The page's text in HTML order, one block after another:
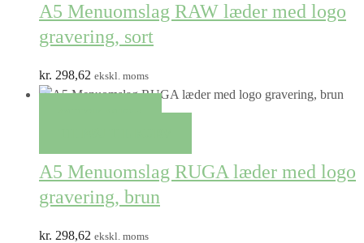
A5 Menuomslag RAW læder med logo
gravering, sort
kr. 298,62 ekskl. moms
A5 Menuomslag RUGA læder med logo
gravering, brun
kr. 298,62 ekskl. moms